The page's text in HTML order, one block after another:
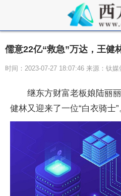
儒意22亿“救急”万达，王健
时间：2023-07-27 18:07:46 来源：钛
继东方财富老板娘陆丽
健林又迎来了一位“白衣骑士”